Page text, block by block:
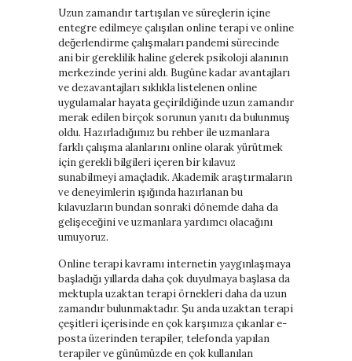
Uzun zamandır tartışılan ve süreçlerin içine
entegre edilmeye çalışılan online terapi ve online
değerlendirme çalışmaları pandemi sürecinde
ani bir gereklilik haline gelerek psikoloji alanının
merkezinde yerini aldı. Bugüne kadar avantajları
ve dezavantajları sıklıkla listelenen online
uygulamalar hayata geçirildiğinde uzun zamandır
merak edilen birçok sorunun yanıtı da bulunmuş
oldu. Hazırladığımız bu rehber ile uzmanlara
farklı çalışma alanlarını online olarak yürütmek
için gerekli bilgileri içeren bir kılavuz
sunabilmeyi amaçladık. Akademik araştırmaların
ve deneyimlerin ışığında hazırlanan bu
kılavuzların bundan sonraki dönemde daha da
gelişeceğini ve uzmanlara yardımcı olacağını
umuyoruz.
Online terapi kavramı internetin yaygınlaşmaya
başladığı yıllarda daha çok duyulmaya başlasa da
mektupla uzaktan terapi örnekleri daha da uzun
zamandır bulunmaktadır. Şu anda uzaktan terapi
çeşitleri içerisinde en çok karşımıza çıkanlar e-
posta üzerinden terapiler, telefonda yapılan
terapiler ve günümüzde en çok kullanılan